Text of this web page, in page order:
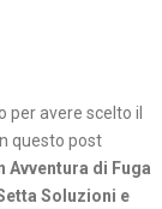
per avere scelto il
questo post
Avventura di Fuga
Soluzioni e